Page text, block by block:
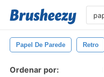
Papel De Parede Retro
Ordenar por: